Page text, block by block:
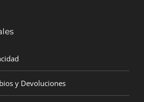
y Devoluciones